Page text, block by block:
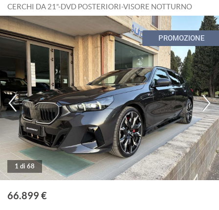
AZIENDA
CONTATTI
CONTATTI
CERCHI DA 21”-DVD POSTERIORI-VISORE NOTTURNO
PROMOZIONE
1 di 68
66.899 €
consente
di
esprimere
le
tue
preferenze
consenso
alle
tecnologie
di
tracciamento
che
adottiamo
per
offrire
le
funzionalità
e
svolgere
le